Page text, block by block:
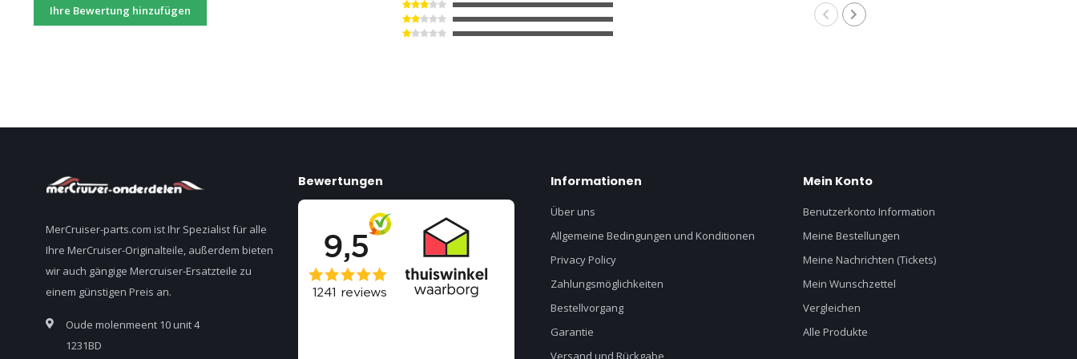
Ihre Bewertung hinzufügen
MerCruiser-parts.com ist Ihr Spezialist für alle
Ihre MerCruiser-Originalteile, außerdem bieten
wir auch gängige Mercruiser-Ersatzteile zu
einem günstigen Preis an.
Oude molenmeent 10 unit 4
1231BD
Bewertungen Informationen
Über uns
Allgemeine Bedingungen und Konditionen
Privacy Policy
Zahlungsmöglichkeiten
Bestellvorgang
Garantie
Versand und Rückgabe
Mein Konto
Benutzerkonto Information
Meine Bestellungen
Meine Nachrichten (Tickets)
Mein Wunschzettel
Vergleichen
Alle Produkte